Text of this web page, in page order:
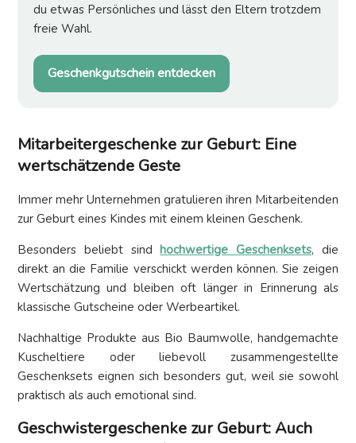
du etwas Persönliches und lässt den Eltern trotzdem
freie Wahl.
Geschenkgutschein entdecken
Mitarbeitergeschenke zur Geburt: Eine
wertschätzende Geste
Immer mehr Unternehmen gratulieren ihren Mitarbeitenden
zur Geburt eines Kindes mit einem kleinen Geschenk.
Besonders beliebt sindhochwertige Geschenksets, die
direkt an die Familie verschickt werden können. Sie zeigen
Wertschätzung und bleiben oft länger in Erinnerung als
klassische Gutscheine oder Werbeartikel.
Nachhaltige Produkte aus Bio Baumwolle, handgemachte
Kuscheltiere oder liebevoll zusammengestellte
Geschenksets eignen sich besonders gut, weil sie sowohl
praktisch als auch emotional sind.
Geschwistergeschenke zur Geburt: Auch